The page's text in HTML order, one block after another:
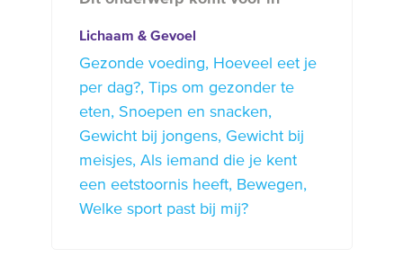
Lichaam & Gevoel
Gezonde voeding
Hoeveel eet je
per dag? Tips om gezonder te
eten
Snoepen en snacken
Gewicht bij jongens Gewicht bij
meisjes Als iemand die je kent
een eetstoornis heeft
Bewegen
Welke sport past bij mij?